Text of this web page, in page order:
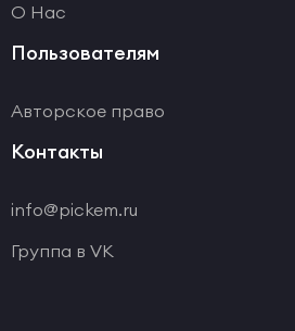
О Нас
Пользователям
Авторское право
Контакты
info@pickem.ru
Группа в VK